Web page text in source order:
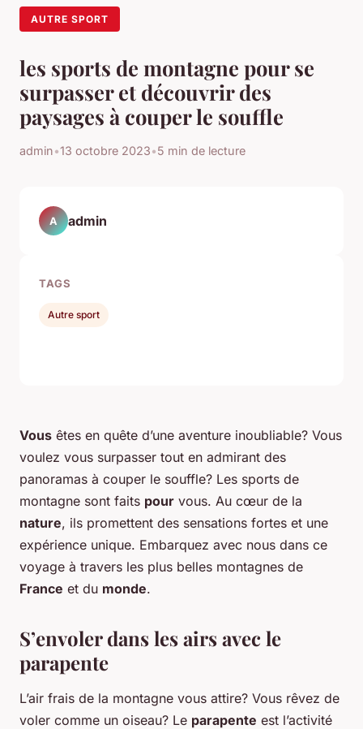
AUTRE SPORT
les sports de montagne pour se
surpasser et découvrir des
paysages à couper le souffle
admin•13 octobre 2023•5 min de lecture
Vous êtes en quête d’une aventure inoubliable? Vous
voulez vous surpasser tout en admirant des
panoramas à couper le souffle? Les sports de
montagne sont faits pour vous. Au cœur de la
nature, ils promettent des sensations fortes et une
expérience unique. Embarquez avec nous dans ce
voyage à travers les plus belles montagnes de
France et du monde.
S’envoler dans les airs avec le
parapente
L’air frais de la montagne vous attire? Vous rêvez de
voler comme un oiseau? Le parapente est l’activité
A admin
TAGS
Autre sport